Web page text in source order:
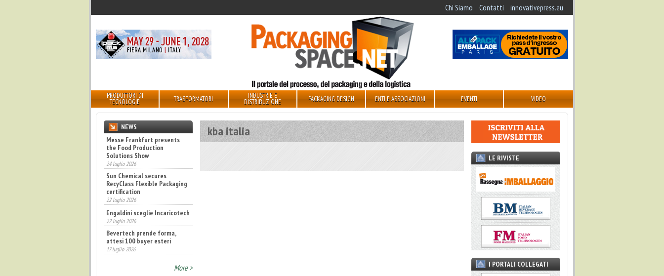
Chi Siamo Contatti innovativepress.eu
PRODUTTORI DI
TECNOLOGIE TRASFORMATORI INDUSTRIE E
DISTRIBUZIONE PACKAGING DESIGN ENTI E ASSOCIAZIONI EVENTI VIDEO
kba italia
NEWS
Messe Frankfurt presents
the Food Production
Solutions Show
24 luglio 2026
Sun Chemical secures
RecyClass Flexible Packaging
certification
22 luglio 2026
Engaldini sceglie Incaricotech
22 luglio 2026
Bevertech prende forma,
attesi 100 buyer esteri
17 luglio 2026
More >
LE RIVISTE
I PORTALI COLLEGATI